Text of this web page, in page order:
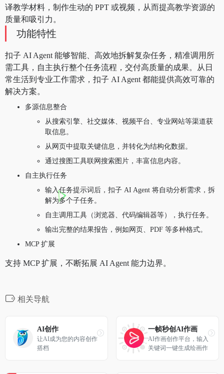
译教学材料，制作生动的 PPT 或视频，从而提高教学资源的
质量和吸引力。
功能特性
扣子 AI Agent 能够智能、高效地拆解复杂任务，精准调用所
需工具，自主执行整个任务流程，交付高质量的成果。从日
常生活到专业工作需求，扣子 AI Agent 都能提供高效可靠的
解决方案。
多源信息整合
从搜索引擎、社交媒体、视频平台、专业网站等渠道获
取信息。
从网页中提取关键信息，并转化为结构化数据。
通过搜图工具联网搜索图片，丰富信息内容。
自主执行任务
输入任务提示词后，扣子 AI Agent 将自动分析需求，拆
解为多个子任务。
自主调用工具（浏览器、代码编辑器等），执行任务。
输出完整的结果报告，例如网页、PDF 等多种格式。
MCP 扩展
支持 MCP 扩展，不断拓展 AI Agent 能力边界。
相关导航
AI创作
让AI成为您的内容创作
搭档
一帧秒创AI作画
AI作画创作平台，输入
关键词一键生成绘画作